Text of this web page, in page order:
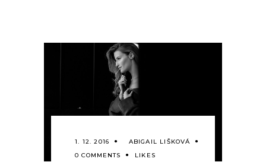
1. 12. 2016
ABIGAIL LIŠKOVÁ
0 COMMENTS
LIKES